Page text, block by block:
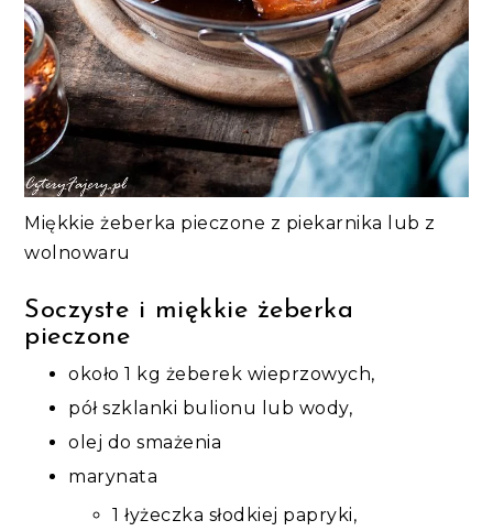
Miękkie żeberka pieczone z piekarnika lub z
wolnowaru
Soczyste i miękkie żeberka
pieczone
około 1 kg żeberek wieprzowych,
pół szklanki bulionu lub wody,
olej do smażenia
marynata
1 łyżeczka słodkiej papryki,